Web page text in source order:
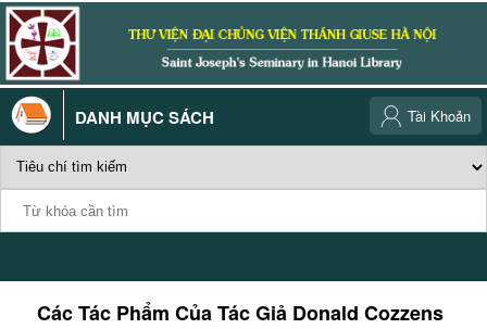
DANH MỤC SÁCH Tài Khoản
Các Tác Phẩm Của Tác Giả Donald Cozzens